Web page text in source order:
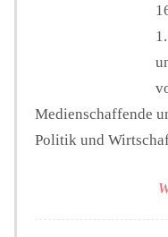
Medienschaffende
Politik und